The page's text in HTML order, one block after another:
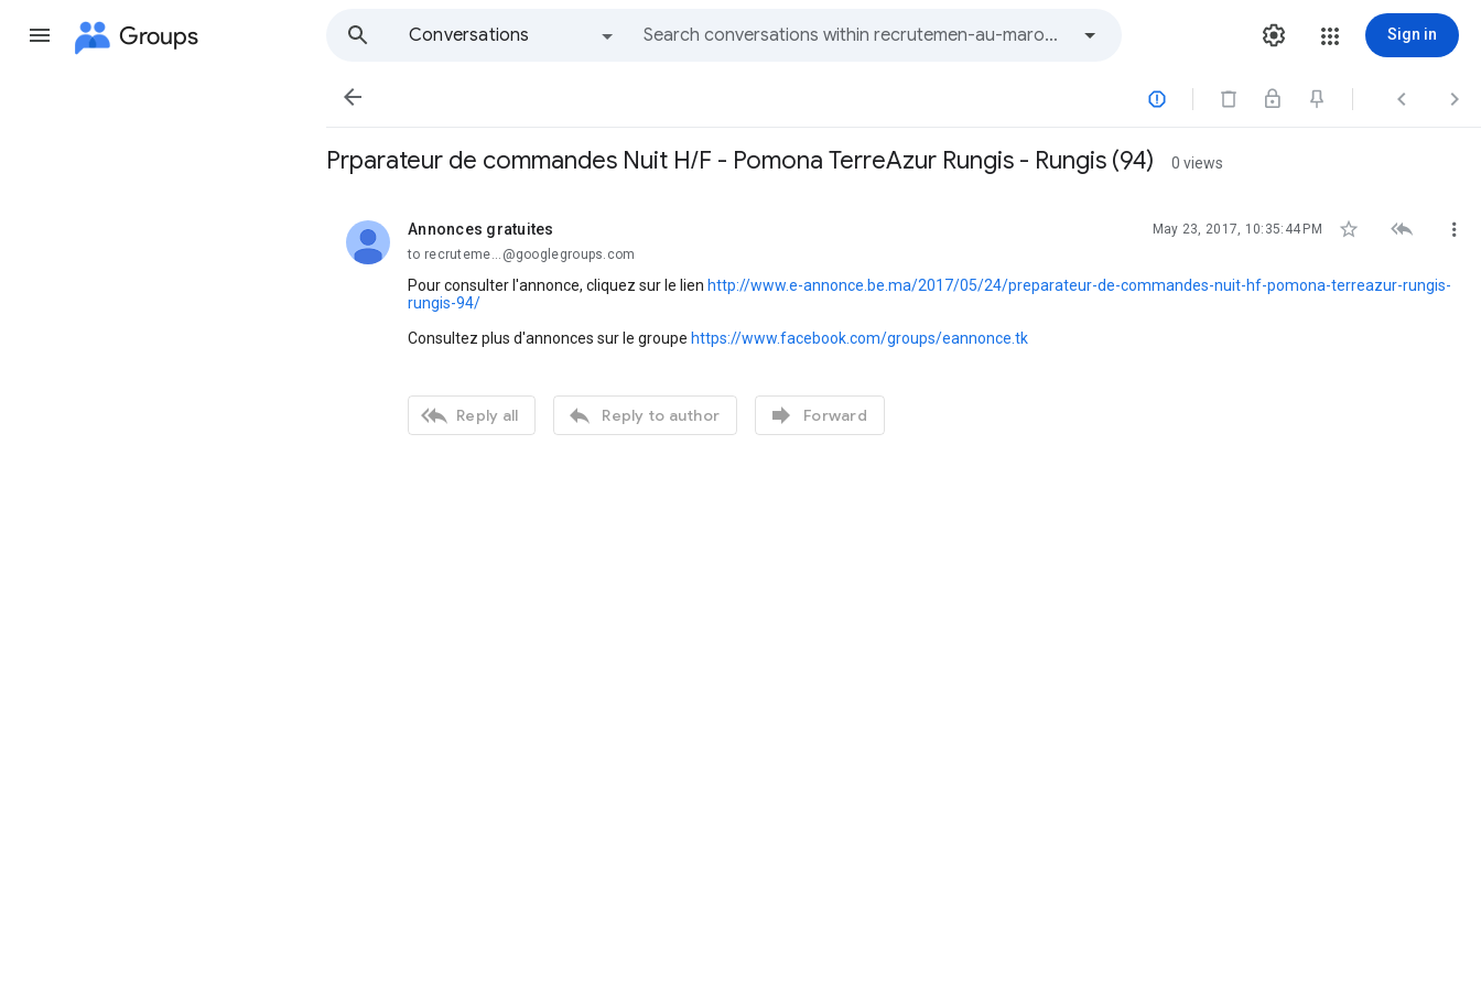
Groups
Conversations
Sign in
   
Prparateur de commandes Nuit H/F - Pomona TerreAzur Rungis - Rungis (94) 0 views
Annonces gratuites
unread, May 23, 2017, 10:35:44 PM   
to recruteme...@googlegroups.com
Pour consulter l'annonce, cliquez sur le lien http://www.e-annonce.be.ma/2017/05/24/preparateur-de-commandes-nuit-hf-pomona-terreazur-rungis-
rungis-94/
Consultez plus d'annonces sur le groupe https://www.facebook.com/groups/eannonce.tk
 Reply all  Reply to author  Forward